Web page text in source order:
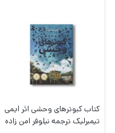
کتاب کبوترهای وحشی اثر ایمی
تیمبرلیک ترجمه نیلوفر امن زاده